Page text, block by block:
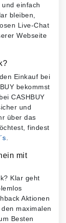
einfach
bleiben,
Live-Chat
Webseite
Einkauf bei
bekommst
CASHBUY
und
über das
findest
mit
Klar geht
Aktionen
maximalen
Besten